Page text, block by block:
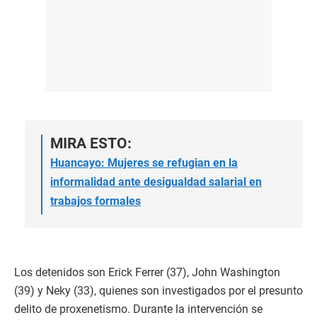
MIRA ESTO:
Huancayo: Mujeres se refugian en la
informalidad ante desigualdad salarial en
trabajos formales
Los detenidos son Erick Ferrer (37), John Washington
(39) y Neky (33), quienes son investigados por el presunto
delito de proxenetismo. Durante la intervención se